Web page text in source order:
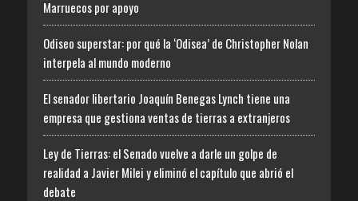
Marruecos por apoyo
Odiseo superstar: por qué la ‘Odisea’ de Christopher Nolan
interpela al mundo moderno
El senador libertario Joaquín Benegas Lynch tiene una
empresa que gestiona ventas de tierras a extranjeros
Ley de Tierras: el Senado vuelve a darle un golpe de
realidad a Javier Milei y eliminó el capítulo que abrió el
debate